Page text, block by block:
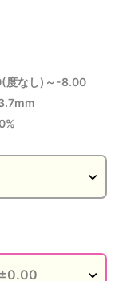
度なし)～-8.00